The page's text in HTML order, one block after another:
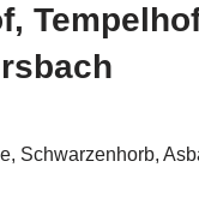
Schwarzenhorb,